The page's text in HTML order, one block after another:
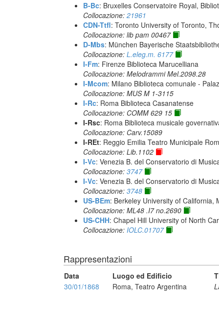
B-Bc: Bruxelles Conservatoire Royal,
Collocazione: 21961
CDN-Ttfl: Toronto University of Toronto,
Collocazione: lib pam 00467
D-Mbs: München Bayerische
Collocazione: L.eleg.m. 6177
I-Fm: Firenze Biblioteca Marucelliana
Collocazione: Melodrammi Mel.2098.28
I-Mcom: Milano Biblioteca comunale -
Collocazione: MUS M 1-3115
I-Rc: Roma Biblioteca Casanatense
Collocazione: COMM 629 15
I-Rsc: Roma Biblioteca musicale
Collocazione: Carv.15089
I-REt: Reggio Emilia Teatro Municipale
Collocazione: Lib.1102
I-Vc: Venezia B. del Conservatorio di
Collocazione: 3747
I-Vc: Venezia B. del Conservatorio di
Collocazione: 3748
US-BEm: Berkeley University of California,
Collocazione: ML48 .I7 no.2690
US-CHH: Chapel Hill University of North
Collocazione: IOLC.01707
Rappresentazioni
Data Luogo ed Edificio
30/01/1868
Roma, Teatro Argentina